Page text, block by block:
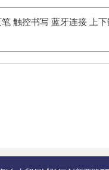
触控书写 蓝牙连接 上